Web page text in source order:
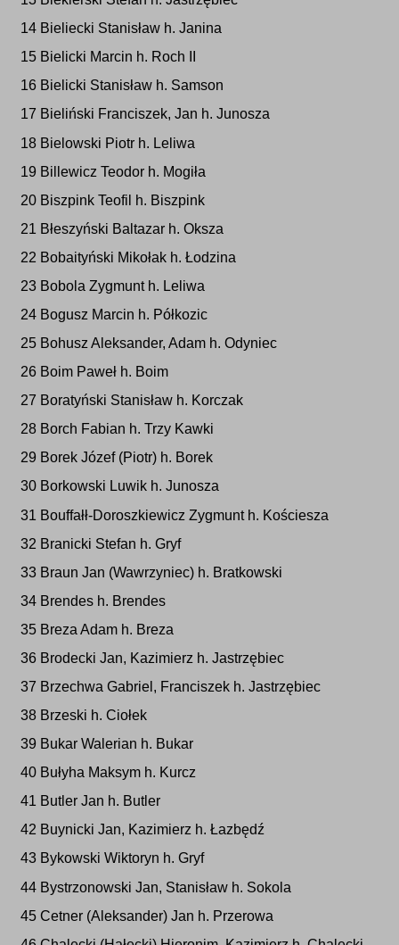
14 Bieliecki Stanisław h. Janina
15 Bielicki Marcin h. Roch II
16 Bielicki Stanisław h. Samson
17 Bieliński Franciszek, Jan h. Junosza
18 Bielowski Piotr h. Leliwa
19 Billewicz Teodor h. Mogiła
20 Biszpink Teofil h. Biszpink
21 Błeszyński Baltazar h. Oksza
22 Bobaityński Mikołak h. Łodzina
23 Bobola Zygmunt h. Leliwa
24 Bogusz Marcin h. Półkozic
25 Bohusz Aleksander, Adam h. Odyniec
26 Boim Paweł h. Boim
27 Boratyński Stanisław h. Korczak
28 Borch Fabian h. Trzy Kawki
29 Borek Józef (Piotr) h. Borek
30 Borkowski Luwik h. Junosza
31 Bouffałł-Doroszkiewicz Zygmunt h. Kościesza
32 Branicki Stefan h. Gryf
33 Braun Jan (Wawrzyniec) h. Bratkowski
34 Brendes h. Brendes
35 Breza Adam h. Breza
36 Brodecki Jan, Kazimierz h. Jastrzębiec
37 Brzechwa Gabriel, Franciszek h. Jastrzębiec
38 Brzeski h. Ciołek
39 Bukar Walerian h. Bukar
40 Bułyha Maksym h. Kurcz
41 Butler Jan h. Butler
42 Buynicki Jan, Kazimierz h. Łazbędź
43 Bykowski Wiktoryn h. Gryf
44 Bystrzonowski Jan, Stanisław h. Sokola
45 Cetner (Aleksander) Jan h. Przerowa